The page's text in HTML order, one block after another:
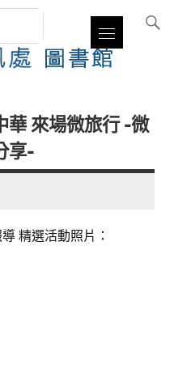
華 來場微旅行 -微
享-
精選活動照片：